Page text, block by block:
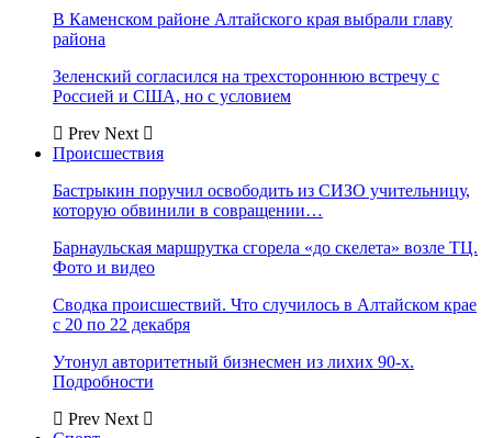
В Каменском районе Алтайского края выбрали главу
района
Зеленский согласился на трехстороннюю встречу с
Россией и США, но с условием
Prev Next
Происшествия
Бастрыкин поручил освободить из СИЗО учительницу,
которую обвинили в совращении…
Барнаульская маршрутка сгорела «до скелета» возле ТЦ.
Фото и видео
Сводка происшествий. Что случилось в Алтайском крае
с 20 по 22 декабря
Утонул авторитетный бизнесмен из лихих 90-х.
Подробности
Prev Next